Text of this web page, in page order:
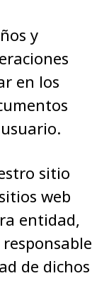
y
en los
sitio
web
entidad,
de dichos